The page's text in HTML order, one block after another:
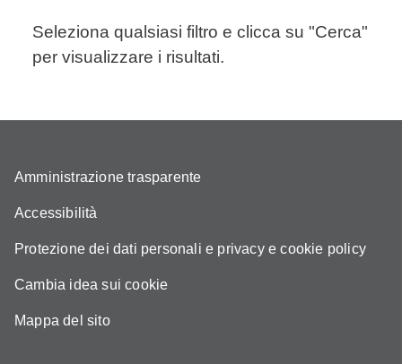
Seleziona qualsiasi filtro e clicca su "Cerca"
per visualizzare i risultati.
Amministrazione trasparente
Accessibilità
Protezione dei dati personali e privacy e cookie policy
Cambia idea sui cookie
Mappa del sito